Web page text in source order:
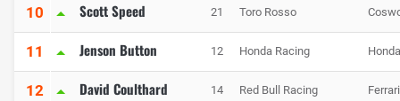
10 Scott Speed 21 Toro Rosso
11 Jenson Button 12 Honda Racing Honda
12 David Coulthard 14 Red Bull Racing Ferrari